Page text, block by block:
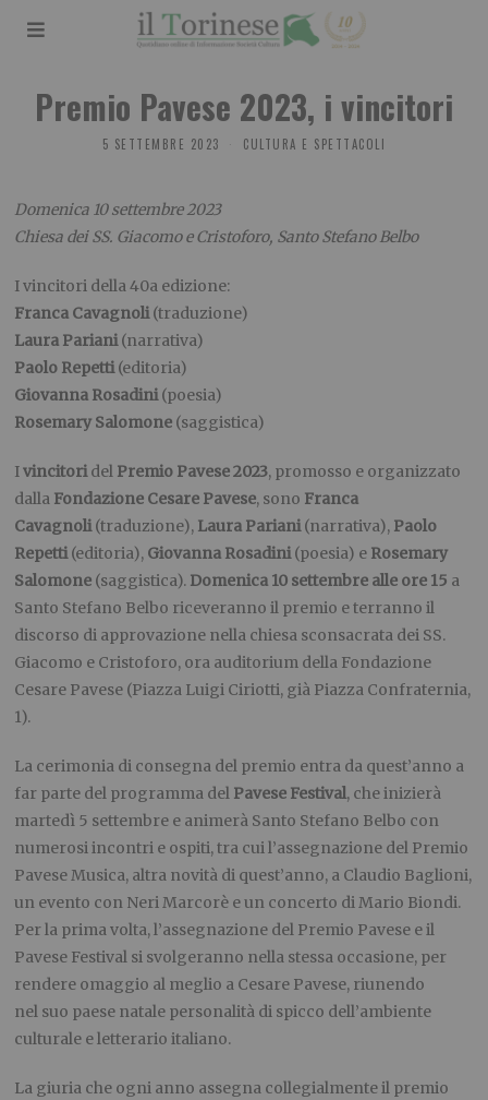
Premio Pavese 2023, i vincitori
5 SETTEMBRE 2023 CULTURA E SPETTACOLI
Domenica 10 settembre 2023
Chiesa dei SS. Giacomo e Cristoforo, Santo Stefano Belbo
I vincitori della 40a edizione:
Franca Cavagnoli(traduzione)
Laura Pariani(narrativa)
Paolo Repetti(editoria)
Giovanna Rosadini(poesia)
Rosemary Salomone (saggistica)
Ivincitoridel Premio Pavese 2023, promosso e organizzato
dalla Fondazione Cesare Pavese, sono Franca
Cavagnoli(traduzione), Laura Pariani(narrativa), Paolo
Repetti(editoria), Giovanna Rosadini(poesia) e Rosemary
Salomone (saggistica). Domenica 10 settembre alle ore 15 a
Santo Stefano Belbo riceveranno il premio e terranno il
discorso di approvazione nella chiesa sconsacrata dei SS.
Giacomo e Cristoforo, ora auditorium della Fondazione
Cesare Pavese (Piazza Luigi Ciriotti, già Piazza Confraternia,
1).
La cerimonia di consegna del premio entra da quest’anno a
far parte del programma del Pavese Festival, che inizierà
martedì 5 settembre e animerà Santo Stefano Belbo con
numerosi incontri e ospiti, tra cui l’assegnazione del Premio
Pavese Musica, altra novità di quest’anno, a Claudio Baglioni,
un evento con Neri Marcorè e un concerto di Mario Biondi.
Per la prima volta, l’assegnazione del Premio Pavese e il
Pavese Festival si svolgeranno nella stessa occasione, per
rendere omaggio al meglio a Cesare Pavese, riunendo
nel suo paese natale personalità di spicco dell’ambiente
culturale e letterario italiano.
La giuria che ogni anno assegna collegialmente il premio